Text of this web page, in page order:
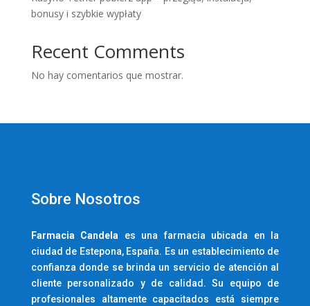
bonusy i szybkie wypłaty
Recent Comments
No hay comentarios que mostrar.
Sobre Nosotros
Farmacia Candela es una farmacia ubicada en la
ciudad de Estepona, España. Es un establecimiento de
confianza donde se brinda un servicio de atención al
cliente personalizado y de calidad. Su equipo de
profesionales altamente capacitados está siempre